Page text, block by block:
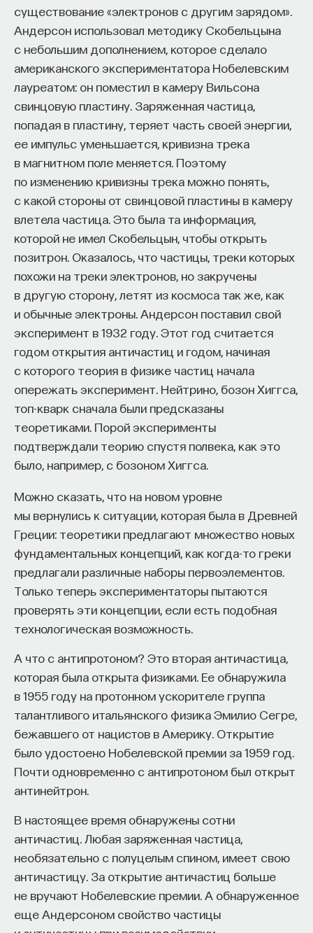
существование «электронов с другим зарядом».
Андерсон использовал методику Скобельцына
с небольшим дополнением, которое сделало
американского экспериментатора Нобелевским
лауреатом: он поместил в камеру Вильсона
свинцовую пластину. Заряженная частица,
попадая в пластину, теряет часть своей энергии,
ее импульс уменьшается, кривизна трека
в магнитном поле меняется. Поэтому
по изменению кривизны трека можно понять,
с какой стороны от свинцовой пластины в камеру
влетела частица. Это была та информация,
которой не имел Скобельцын, чтобы открыть
позитрон. Оказалось, что частицы, треки которых
похожи на треки электронов, но закручены
в другую сторону, летят из космоса так же, как
и обычные электроны. Андерсон поставил свой
эксперимент в 1932 году. Этот год считается
годом открытия античастиц и годом, начиная
с которого теория в физике частиц начала
опережать эксперимент. Нейтрино, бозон Хиггса,
топ-кварк сначала были предсказаны
теоретиками. Порой эксперименты
подтверждали теорию спустя полвека, как это
было, например, с бозоном Хиггса.
Можно сказать, что на новом уровне
мы вернулись к ситуации, которая была в Древней
Греции: теоретики предлагают множество новых
фундаментальных концепций, как когда-то греки
предлагали различные наборы первоэлементов.
Только теперь экспериментаторы пытаются
проверять эти концепции, если есть подобная
технологическая возможность.
А что с антипротоном? Это вторая античастица,
которая была открыта физиками. Ее обнаружила
в 1955 году на протонном ускорителе группа
талантливого итальянского физика Эмилио Сегре,
бежавшего от нацистов в Америку. Открытие
было удостоено Нобелевской премии за 1959 год.
Почти одновременно с антипротоном был открыт
антинейтрон.
В настоящее время обнаружены сотни
античастиц. Любая заряженная частица,
необязательно с полуцелым спином, имеет свою
античастицу. За открытие античастиц больше
не вручают Нобелевские премии. А обнаруженное
еще Андерсоном свойство частицы
Внеси свой вклад в дело
просвещения!
ПОДДЕРЖАТЬ ПОСТНАУКУ